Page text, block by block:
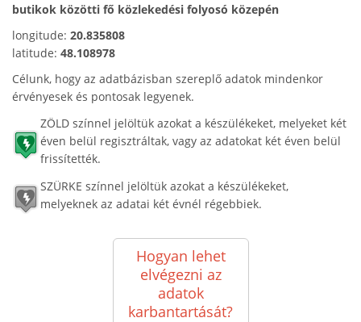
butikok közötti fő közlekedési folyosó közepén
longitude: 20.835808
latitude: 48.108978
Célunk, hogy az adatbázisban szereplő adatok mindenkor
érvényesek és pontosak legyenek.
ZÖLD színnel jelöltük azokat a készülékeket, melyeket két
éven belül regisztráltak, vagy az adatokat két éven belül
frissítették.
SZÜRKE színnel jelöltük azokat a készülékeket,
melyeknek az adatai két évnél régebbiek.
Hogyan lehet
elvégezni az
adatok
karbantartását?